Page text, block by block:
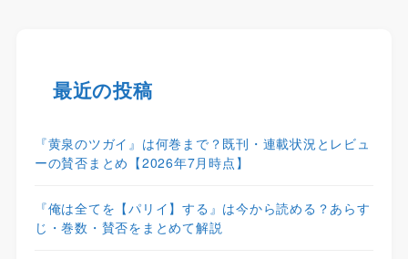
最近の投稿
『黄泉のツガイ』は何巻まで？既刊・連載状況とレビュ
ーの賛否まとめ【2026年7月時点】
『俺は全てを【パリイ】する』は今から読める？あらす
じ・巻数・賛否をまとめて解説